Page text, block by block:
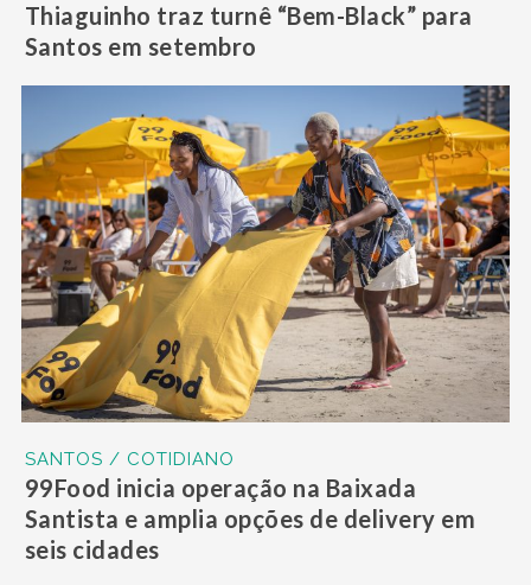
Thiaguinho traz turnê “Bem-Black” para
Santos em setembro
SANTOS / COTIDIANO
99Food inicia operação na Baixada
Santista e amplia opções de delivery em
seis cidades